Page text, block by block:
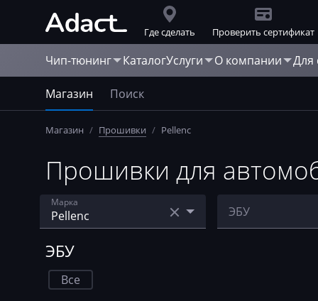
Где сделать Проверить сертификат
Чип-тюнинг КаталогУслуги О компании Для
Магазин Поиск
Магазин / Прошивки / Pellenc
Прошивки для
Марка
Acura
AebiSchmidt
ЭБУ
ЭБУ
Все